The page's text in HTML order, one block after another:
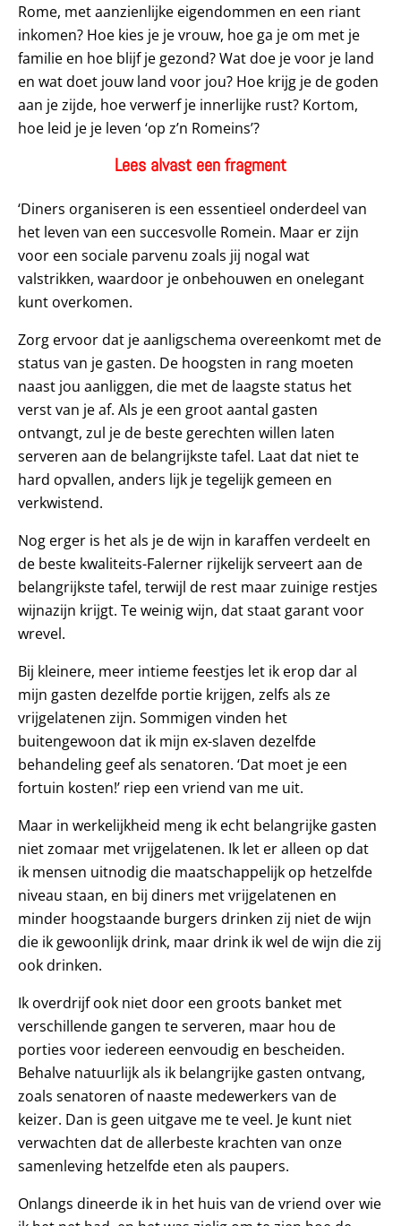
Rome, met aanzienlijke eigendommen en een riant
inkomen? Hoe kies je je vrouw, hoe ga je om met je
familie en hoe blijf je gezond? Wat doe je voor je land
en wat doet jouw land voor jou? Hoe krijg je de goden
aan je zijde, hoe verwerf je innerlijke rust? Kortom,
hoe leid je je leven ‘op z’n Romeins’?
Lees alvast een fragment
‘Diners organiseren is een essentieel onderdeel van
het leven van een succesvolle Romein. Maar er zijn
voor een sociale parvenu zoals jij nogal wat
valstrikken, waardoor je onbehouwen en onelegant
kunt overkomen.
Zorg ervoor dat je aanligschema overeenkomt met de
status van je gasten. De hoogsten in rang moeten
naast jou aanliggen, die met de laagste status het
verst van je af. Als je een groot aantal gasten
ontvangt, zul je de beste gerechten willen laten
serveren aan de belangrijkste tafel. Laat dat niet te
hard opvallen, anders lijk je tegelijk gemeen en
verkwistend.
Nog erger is het als je de wijn in karaffen verdeelt en
de beste kwaliteits-Falerner rijkelijk serveert aan de
belangrijkste tafel, terwijl de rest maar zuinige restjes
wijnazijn krijgt. Te weinig wijn, dat staat garant voor
wrevel.
Bij kleinere, meer intieme feestjes let ik erop dar al
mijn gasten dezelfde portie krijgen, zelfs als ze
vrijgelatenen zijn. Sommigen vinden het
buitengewoon dat ik mijn ex-slaven dezelfde
behandeling geef als senatoren. ‘Dat moet je een
fortuin kosten!’ riep een vriend van me uit.
Maar in werkelijkheid meng ik echt belangrijke gasten
niet zomaar met vrijgelatenen. Ik let er alleen op dat
ik mensen uitnodig die maatschappelijk op hetzelfde
niveau staan, en bij diners met vrijgelatenen en
minder hoogstaande burgers drinken zij niet de wijn
die ik gewoonlijk drink, maar drink ik wel de wijn die zij
ook drinken.
Ik overdrijf ook niet door een groots banket met
verschillende gangen te serveren, maar hou de
porties voor iedereen eenvoudig en bescheiden.
Behalve natuurlijk als ik belangrijke gasten ontvang,
zoals senatoren of naaste medewerkers van de
keizer. Dan is geen uitgave me te veel. Je kunt niet
verwachten dat de allerbeste krachten van onze
samenleving hetzelfde eten als paupers.
Onlangs dineerde ik in het huis van de vriend over wie